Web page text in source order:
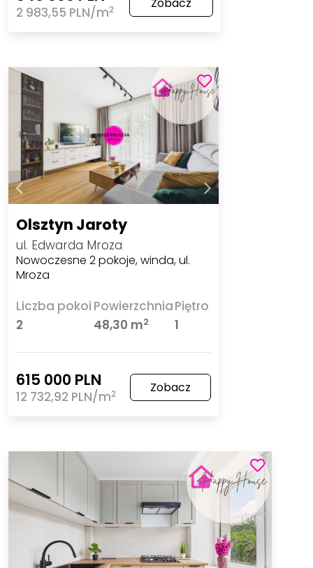
2 983,55 PLN/m2 Zobacz
Olsztyn Jaroty
ul. Edwarda Mroza
Nowoczesne 2 pokoje, winda, ul.
Mroza
Liczba pokoi
2
Powierzchnia
48,30 m2
Piętro
1
615 000 PLN
12 732,92 PLN/m2 Zobacz